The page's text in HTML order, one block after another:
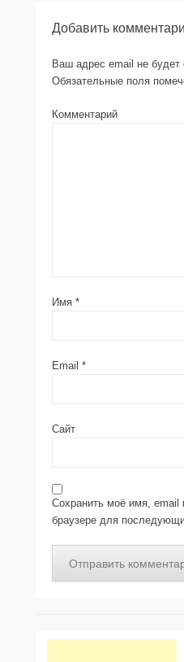
Добавить
Ваш адрес email не будет
Обязательные поля
Комментарий
Имя *
Email *
Сайт
Сохранить моё имя, email
браузере для